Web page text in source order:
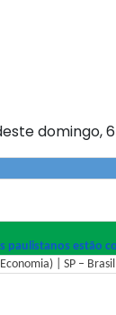
domingo,
paulistanos estão
| SP – Brasil